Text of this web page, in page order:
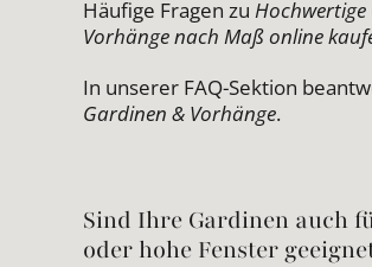
Häufige Fragen zu
Vorhänge nach Maß online
In unserer FAQ-Sektion
Gardinen & Vorhänge.
Sind Ihre Gardinen auch
oder hohe Fenster